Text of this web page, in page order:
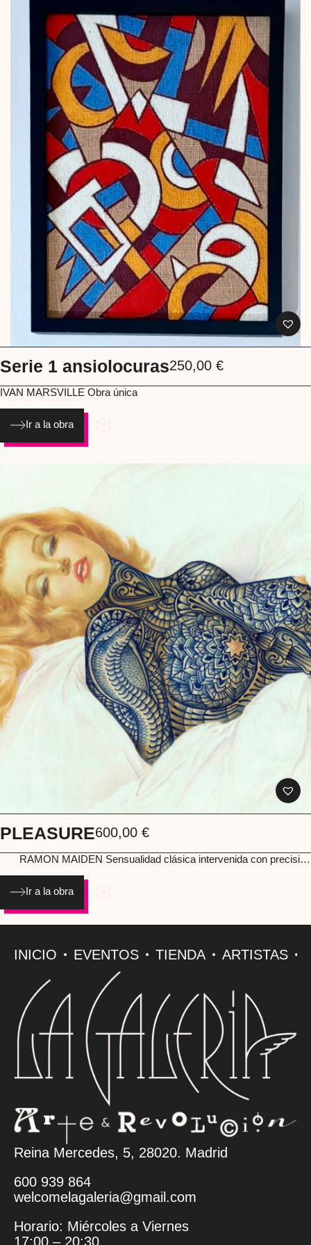
potente y lleno de actitud.
Serie 1 ansiolocuras250,00 €
IVAN MARSVILLE
Ir a la obra
PLEASURE600,00 €
RAMON MAIDEN
armadura simbólica: patrones y estructuras que hablan de deseo,
poder y transformación. Una pieza donde lo erótico y lo
Ir a la obra
INICIO EVENTOS TIENDA ARTISTAS
Reina Mercedes, 5, 28020. Madrid
600 939 864
welcomelagaleria@gmail.com
Horario: Miércoles a Viernes
17:00 – 20:30